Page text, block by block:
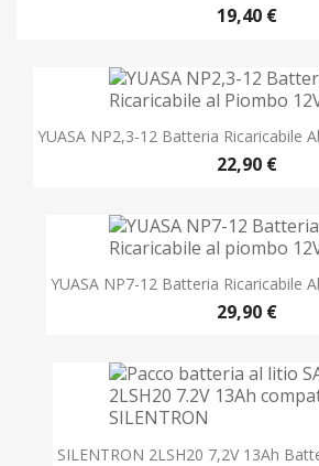
19,40 €
YUASA NP2,3-12 Batteria Ricaricabile
22,90 €
YUASA NP7-12 Batteria Ricaricabile
29,90 €
SILENTRON 2LSH20 7,2V 13Ah